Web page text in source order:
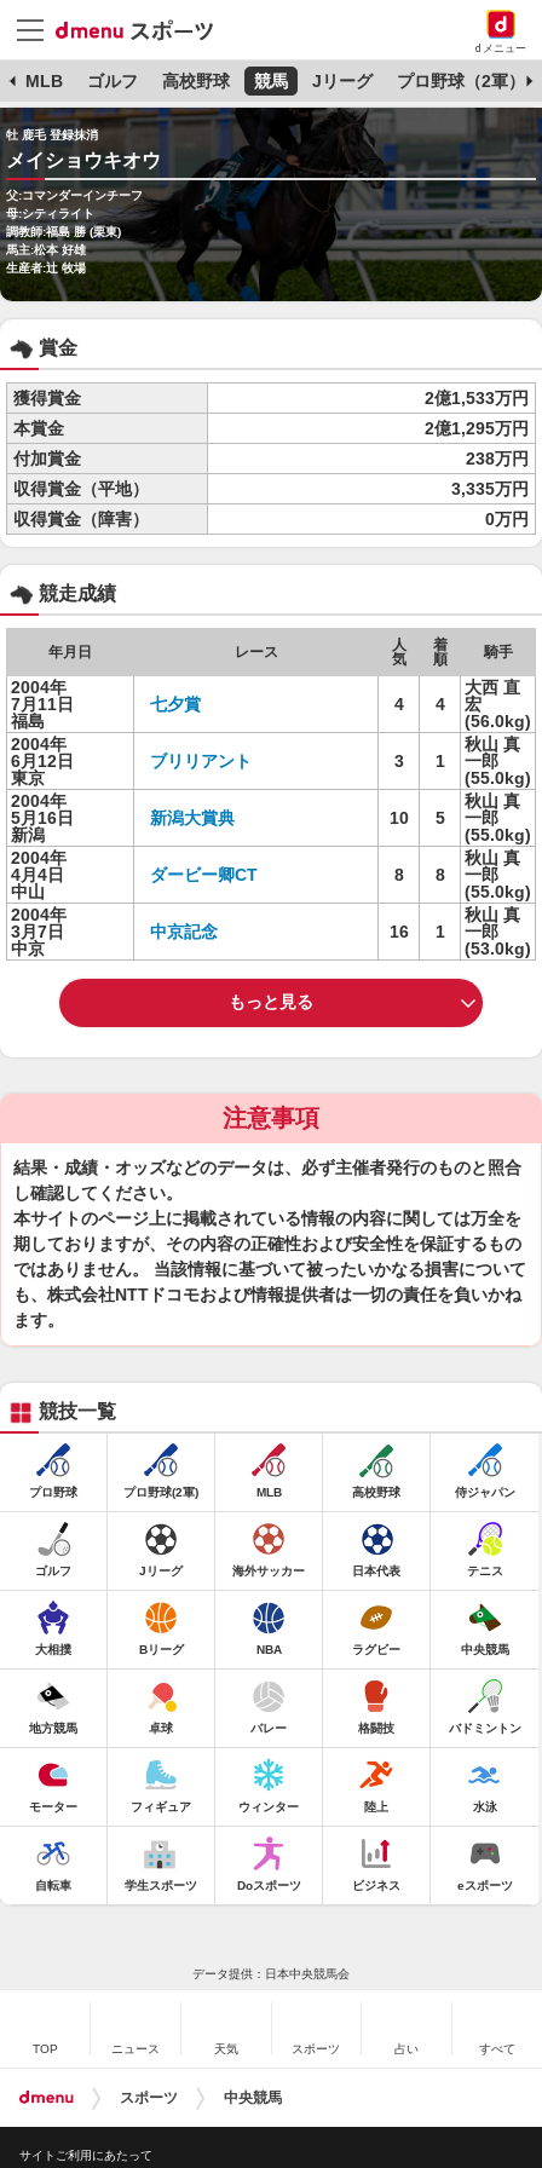
dメニュー
MLB ゴルフ 高校野球 競馬 Jリーグ プロ野球（2軍）
牡 鹿毛 登録抹消
メイショウキオウ
父:コマンダーインチーフ
母:シティライト
調教師:福島 勝 (栗東)
馬主:松本 好雄
生産者:辻 牧場
賞金
獲得賞金
2億1,533万円
本賞金
2億1,295万円
付加賞金
238万円
収得賞金（平地）
3,335万円
収得賞金（障害）
0万円
競走成績
年月日 レース
人
気
着
順
騎手
2004年
7月11日
福島
七夕賞 4 4
大西 直
宏
(56.0kg)
2004年
6月12日
東京
ブリリアント 3 1
秋山 真
一郎
(55.0kg)
2004年
5月16日
新潟
新潟大賞典 10 5
秋山 真
一郎
(55.0kg)
2004年
4月4日
中山
ダービー卿CT 8 8
秋山 真
一郎
(55.0kg)
2004年
3月7日
中京
中京記念 16 1
秋山 真
一郎
(53.0kg)
もっと見る
注意事項
結果・成績・オッズなどのデータは、必ず主催者発行のものと照合
し確認してください。
本サイトのページ上に掲載されている情報の内容に関しては万全を
期しておりますが、その内容の正確性および安全性を保証するもの
ではありません。 当該情報に基づいて被ったいかなる損害について
も、株式会社NTTドコモおよび情報提供者は一切の責任を負いかね
ます。
競技一覧
プロ野球 プロ野球(2軍) MLB 高校野球 侍ジャパン
ゴルフ Jリーグ 海外サッカー 日本代表 テニス
大相撲 Bリーグ NBA ラグビー 中央競馬
地方競馬 卓球 バレー 格闘技 バドミントン
モーター フィギュア ウィンター 陸上 水泳
自転車 学生スポーツ Doスポーツ ビジネス eスポーツ
データ提供：日本中央競馬会
TOP ニュース 天気 スポーツ 占い すべて
スポーツ 中央競馬
サイトご利用にあたって